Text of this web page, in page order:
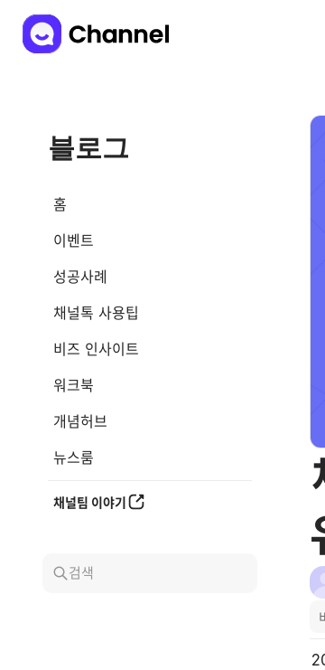
블로그
홈
이벤트
성공사례
채널톡 사용팁
비즈 인사이트
워크북
개념허브
뉴스룸
채널팀 이야기
검색